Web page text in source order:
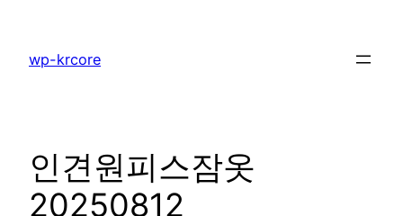
wp-krcore
인견원피스잠옷
20250812